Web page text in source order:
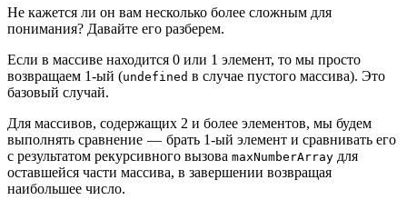
Не кажется ли он вам несколько более сложным для
понимания? Давайте его разберем.
Если в массиве находится 0 или 1 элемент, то мы просто
возвращаем 1-ый (undefined в случае пустого массива). Это
базовый случай.
Для массивов, содержащих 2 и более элементов, мы будем
выполнять сравнение — брать 1-ый элемент и сравнивать его
с результатом рекурсивного вызова maxNumberArray для
оставшейся части массива, в завершении возвращая
наибольшее число.